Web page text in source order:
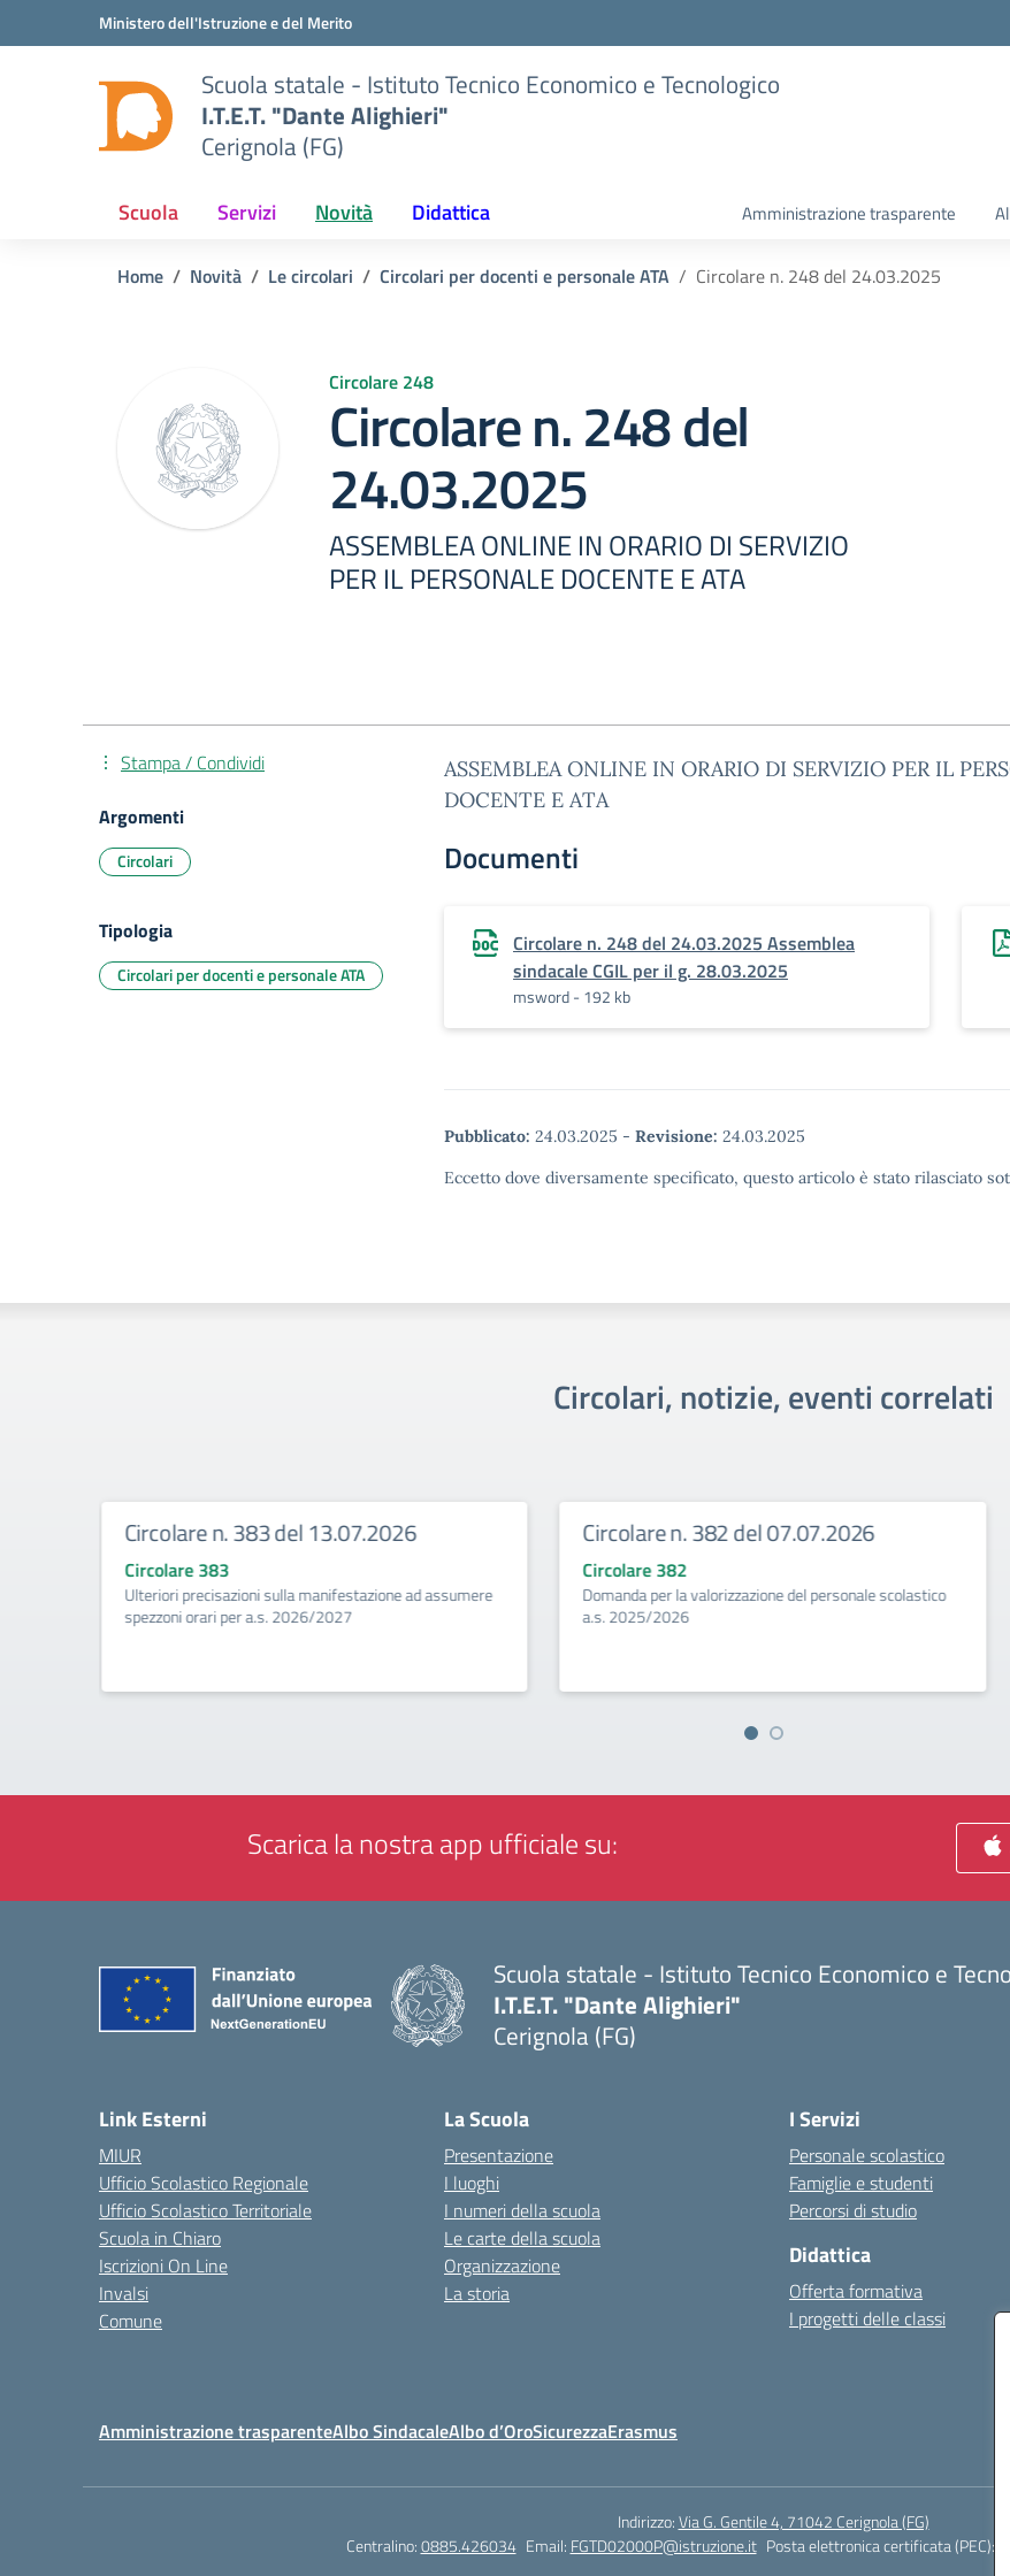
Vai ai contenuti
Vai al menu di navigazioneMinistero dell'Istruzione e del Merito
Scuola statale - Istituto Tecnico Economico e Tecnologico
I.T.E.T. "Dante Alighieri"
Cerignola (FG)
Scuola Servizi Novità Didattica Amministrazione trasparente
Home Novità Le circolari Circolari per docenti e personale ATA Circolare n. 248 del 24.03.2025
Circolare 248
Circolare n. 248 del
24.03.2025
ASSEMBLEA ONLINE IN ORARIO DI SERVIZIO
PER IL PERSONALE DOCENTE E ATA
ASSEMBLEA ONLINE IN ORARIO DI SERVIZIO PER IL
DOCENTE E ATA
Documenti
Circolare n. 248 del 24.03.2025 Assemblea
sindacale CGIL per il g. 28.03.2025
msword - 192 kb
Pubblicato: 24.03.2025 - Revisione: 24.03.2025
Eccetto dove diversamente specificato, questo articolo è stato rilasciato
Stampa / Condividi
Argomenti
Circolari
Tipologia
Circolari per docenti e personale ATA
Circolari, notizie, eventi correlati
Circolare n. 383 del 13.07.2026
Circolare 383
Ulteriori precisazioni sulla manifestazione ad assumere
spezzoni orari per a.s. 2026/2027
Circolare n. 382 del 07.07.2026
Circolare 382
Domanda per la valorizzazione del personale scolastico
a.s. 2025/2026
Scarica la nostra app ufficiale su:
Scuola statale - Istituto Tecnico Economico e
I.T.E.T. "Dante Alighieri"
Cerignola (FG)
Link Esterni
MIUR
Ufficio Scolastico Regionale
Ufficio Scolastico Territoriale
Scuola in Chiaro
Iscrizioni On Line
Invalsi
Comune
La Scuola
Presentazione
I luoghi
I numeri della scuola
Le carte della scuola
Organizzazione
La storia
I Servizi
Personale scolastico
Famiglie e studenti
Percorsi di studio
Didattica
Offerta formativa
I progetti delle classi
Amministrazione trasparenteAlbo SindacaleAlbo d’OroSicurezzaErasmus
Indirizzo:Via G. Gentile 4, 71042 Cerignola (FG)
Centralino:0885.426034 Email: FGTD02000P@istruzione.it Posta elettronica certificata (PEC):